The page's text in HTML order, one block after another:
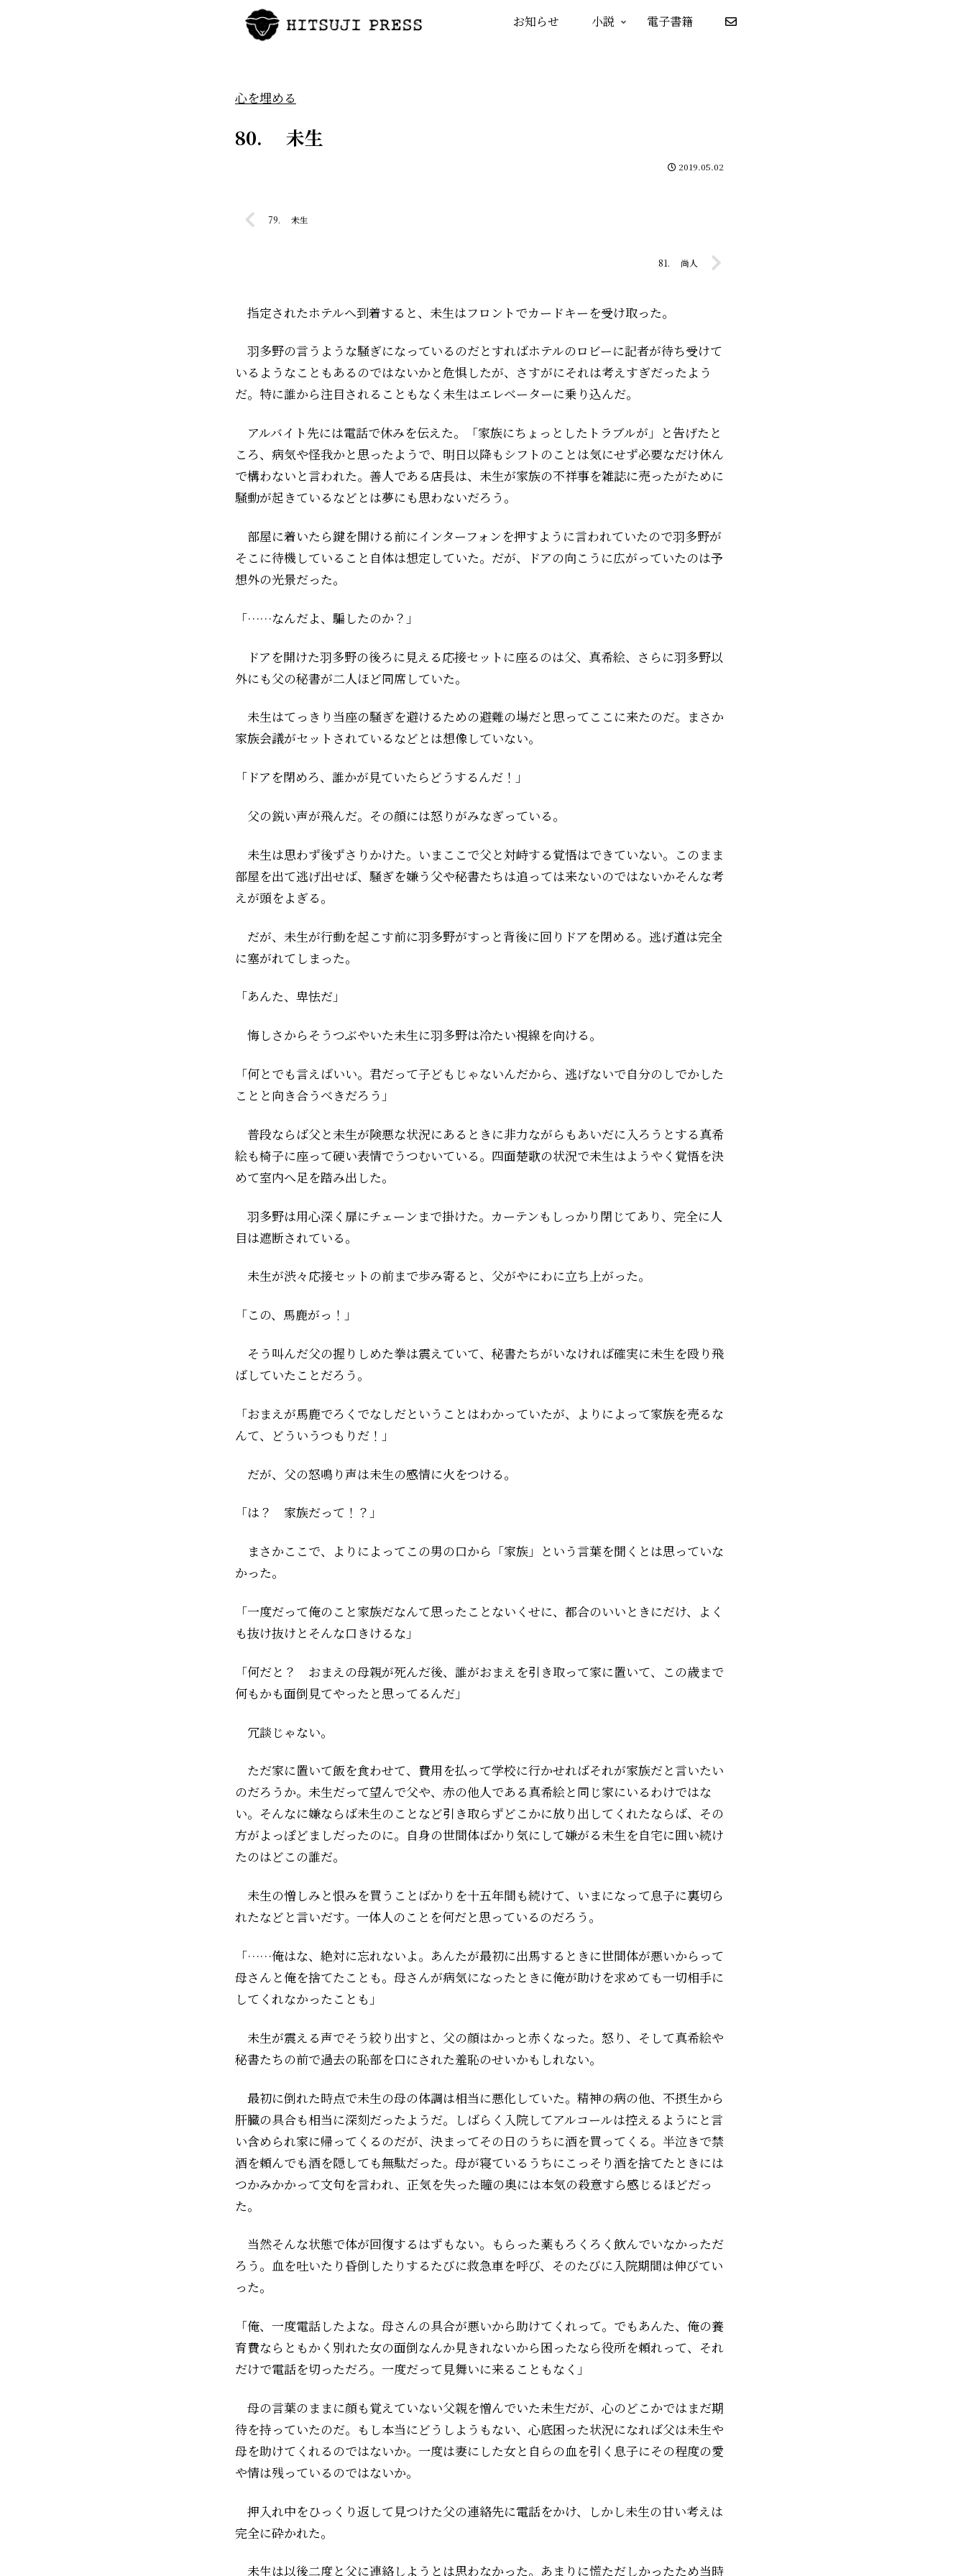
お知らせ 小説 電子書籍
心を埋める
80. 未生
2019.05.02
79. 未生
81. 尚人
指定されたホテルへ到着すると、未生はフロントでカードキーを受け取った。
羽多野の言うような騒ぎになっているのだとすればホテルのロビーに記者が待ち受けて
いるようなこともあるのではないかと危惧したが、さすがにそれは考えすぎだったよう
だ。特に誰から注目されることもなく未生はエレベーターに乗り込んだ。
アルバイト先には電話で休みを伝えた。「家族にちょっとしたトラブルが」と告げたと
ころ、病気や怪我かと思ったようで、明日以降もシフトのことは気にせず必要なだけ休ん
で構わないと言われた。善人である店長は、未生が家族の不祥事を雑誌に売ったがために
騒動が起きているなどとは夢にも思わないだろう。
部屋に着いたら鍵を開ける前にインターフォンを押すように言われていたので羽多野が
そこに待機していること自体は想定していた。だが、ドアの向こうに広がっていたのは予
想外の光景だった。
「……なんだよ、騙したのか？」
ドアを開けた羽多野の後ろに見える応接セットに座るのは父、真希絵、さらに羽多野以
外にも父の秘書が二人ほど同席していた。
未生はてっきり当座の騒ぎを避けるための避難の場だと思ってここに来たのだ。まさか
家族会議がセットされているなどとは想像していない。
「ドアを閉めろ、誰かが見ていたらどうするんだ！」
父の鋭い声が飛んだ。その顔には怒りがみなぎっている。
未生は思わず後ずさりかけた。いまここで父と対峙する覚悟はできていない。このまま
部屋を出て逃げ出せば、騒ぎを嫌う父や秘書たちは追っては来ないのではないか――そんな考
えが頭をよぎる。
だが、未生が行動を起こす前に羽多野がすっと背後に回りドアを閉める。逃げ道は完全
に塞がれてしまった。
「あんた、卑怯だ」
悔しさからそうつぶやいた未生に羽多野は冷たい視線を向ける。
「何とでも言えばいい。君だって子どもじゃないんだから、逃げないで自分のしでかした
ことと向き合うべきだろう」
普段ならば父と未生が険悪な状況にあるときに非力ながらもあいだに入ろうとする真希
絵も椅子に座って硬い表情でうつむいている。四面楚歌の状況で未生はようやく覚悟を決
めて室内へ足を踏み出した。
羽多野は用心深く扉にチェーンまで掛けた。カーテンもしっかり閉じてあり、完全に人
目は遮断されている。
未生が渋々応接セットの前まで歩み寄ると、父がやにわに立ち上がった。
「この、馬鹿がっ！」
そう叫んだ父の握りしめた拳は震えていて、秘書たちがいなければ確実に未生を殴り飛
ばしていたことだろう。
「おまえが馬鹿でろくでなしだということはわかっていたが、よりによって家族を売るな
んて、どういうつもりだ！」
だが、父の怒鳴り声は未生の感情に火をつける。
「は？ 家族だって！？」
まさかここで、よりによってこの男の口から「家族」という言葉を聞くとは思っていな
かった。
「一度だって俺のこと家族だなんて思ったことないくせに、都合のいいときにだけ、よく
も抜け抜けとそんな口きけるな」
「何だと？ おまえの母親が死んだ後、誰がおまえを引き取って家に置いて、この歳まで
何もかも面倒見てやったと思ってるんだ」
――冗談じゃない。
ただ家に置いて飯を食わせて、費用を払って学校に行かせればそれが家族だと言いたい
のだろうか。未生だって望んで父や、赤の他人である真希絵と同じ家にいるわけではな
い。そんなに嫌ならば未生のことなど引き取らずどこかに放り出してくれたならば、その
方がよっぽどましだったのに。自身の世間体ばかり気にして嫌がる未生を自宅に囲い続け
たのはどこの誰だ。
未生の憎しみと恨みを買うことばかりを十五年間も続けて、いまになって息子に裏切ら
れたなどと言いだす。一体人のことを何だと思っているのだろう。
「……俺はな、絶対に忘れないよ。あんたが最初に出馬するときに世間体が悪いからって
母さんと俺を捨てたことも。母さんが病気になったときに俺が助けを求めても一切相手に
してくれなかったことも」
未生が震える声でそう絞り出すと、父の顔はかっと赤くなった。怒り、そして真希絵や
秘書たちの前で過去の恥部を口にされた羞恥のせいかもしれない。
最初に倒れた時点で未生の母の体調は相当に悪化していた。精神の病の他、不摂生から
肝臓の具合も相当に深刻だったようだ。しばらく入院してアルコールは控えるようにと言
い含められ家に帰ってくるのだが、決まってその日のうちに酒を買ってくる。半泣きで禁
酒を頼んでも酒を隠しても無駄だった。母が寝ているうちにこっそり酒を捨てたときには
つかみかかって文句を言われ、正気を失った瞳の奥には本気の殺意すら感じるほどだっ
た。
当然そんな状態で体が回復するはずもない。もらった薬もろくろく飲んでいなかっただ
ろう。血を吐いたり昏倒したりするたびに救急車を呼び、そのたびに入院期間は伸びてい
った。
「俺、一度電話したよな。母さんの具合が悪いから助けてくれって。でもあんた、俺の養
育費ならともかく別れた女の面倒なんか見きれないから困ったなら役所を頼れって、それ
だけで電話を切っただろ。一度だって見舞いに来ることもなく」
母の言葉のままに顔も覚えていない父親を憎んでいた未生だが、心のどこかではまだ期
待を持っていたのだ。もし本当にどうしようもない、心底困った状況になれば父は未生や
母を助けてくれるのではないか。一度は妻にした女と自らの血を引く息子にその程度の愛
や情は残っているのではないか。
押入れ中をひっくり返して見つけた父の連絡先に電話をかけ、しかし未生の甘い考えは
完全に砕かれた。
未生は以後二度と父に連絡しようとは思わなかった。あまりに慌ただしかったため当時